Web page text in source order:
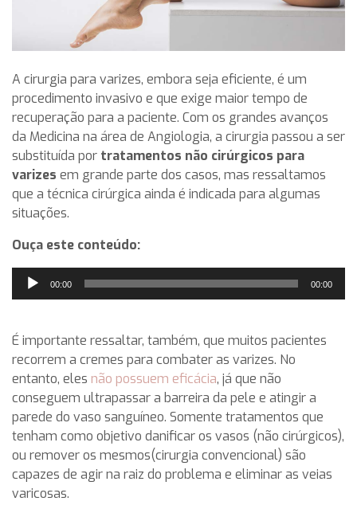
A cirurgia para varizes, embora seja eficiente, é um
procedimento invasivo e que exige maior tempo de
recuperação para a paciente. Com os grandes avanços
da Medicina na área de Angiologia, a cirurgia passou a ser
substituída por tratamentos não cirúrgicos para
varizes em grande parte dos casos, mas ressaltamos
que a técnica cirúrgica ainda é indicada para algumas
situações.
Ouça este conteúdo:
Tocador00:00 00:00
É importante ressaltar, também, que muitos pacientes
recorrem a cremes para combater as varizes. No
entanto, eles não possuem eficácia, já que não
conseguem ultrapassar a barreira da pele e atingir a
parede do vaso sanguíneo. Somente tratamentos que
tenham como objetivo danificar os vasos (não cirúrgicos),
ou remover os mesmos(cirurgia convencional) são
capazes de agir na raiz do problema e eliminar as veias
varicosas.